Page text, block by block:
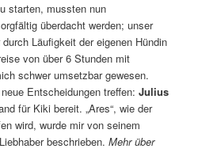
starten, mussten nun
überdacht werden; unser
Läufigkeit der eigenen Hündin
von über 6 Stunden mit
schwer umsetzbar gewesen.
Entscheidungen treffen:Julius
für Kiki bereit. „Ares“, wie der
wird, wurde mir von seinem
beschrieben.Mehr über